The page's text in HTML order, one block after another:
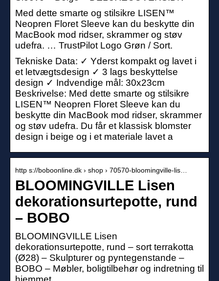
Med dette smarte og stilsikre LISEN™
Neopren Floret Sleeve kan du beskytte din
MacBook mod ridser, skrammer og støv
udefra. … TrustPilot Logo Grøn / Sort.
Tekniske Data: ✓ Yderst kompakt og lavet i
et letvægtsdesign ✓ 3 lags beskyttelse
design ✓ Indvendige mål: 30x23cm
Beskrivelse: Med dette smarte og stilsikre
LISEN™ Neopren Floret Sleeve kan du
beskytte din MacBook mod ridser, skrammer
og støv udefra. Du får et klassisk blomster
design i beige og i et materiale lavet a
http s://boboonline.dk › shop › 70570-bloomingville-lis…
BLOOMINGVILLE Lisen
dekorationsurtepotte, rund
– BOBO
BLOOMINGVILLE Lisen
dekorationsurtepotte, rund – sort terrakotta
(Ø28) – Skulpturer og pyntegenstande –
BOBO – Møbler, boligtilbehør og indretning til